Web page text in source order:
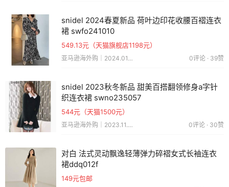
snidel 2024春夏新品 荷叶边印花收腰百褶连衣
裙 swfo241010
549.13元（天猫旗舰店1198元）
亚马逊海外购｜2024.01.25 0评论 · 39赞
snidel 2023秋冬新品 甜美百搭翻领修身a字针
织连衣裙 swno235057
544元（天猫1500元）
亚马逊海外购｜2023.11.26 0评论 · 30赞
对白 法式灵动飘逸轻薄弹力碎褶女式长袖连衣
裙ddq012f
149元包邮